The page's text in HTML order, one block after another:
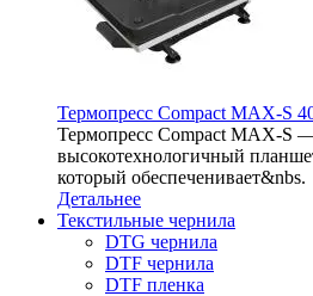
Термопресс Compact MAX-S
Термопресс Compact MAX-S
высокотехнологичный
который обеспеченивает&nbs.
Детальнее
Текстильные чернила
DTG чернила
DTF чернила
DTF пленка